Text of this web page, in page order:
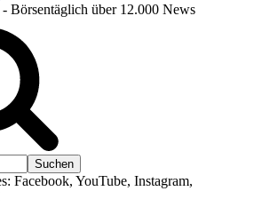
- Börsentäglich über 12.000 News
Facebook, YouTube, Instagram,